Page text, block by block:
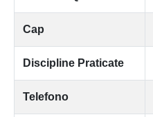
Cap
Discipline Praticate
Telefono